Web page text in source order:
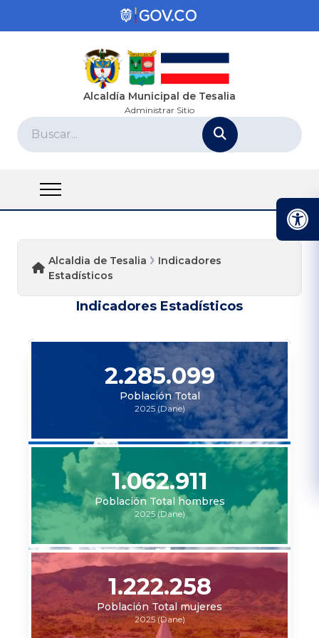
Alcaldía Municipal de Tesalia
Administrar Sitio
Alcaldia de Tesalia
Indicadores
Estadísticos
Indicadores Estadísticos
2.285.099
Población Total
2025 (Dane)
1.062.911
Población Total hombres
2025 (Dane)
1.222.258
Población Total mujeres
2025 (Dane)